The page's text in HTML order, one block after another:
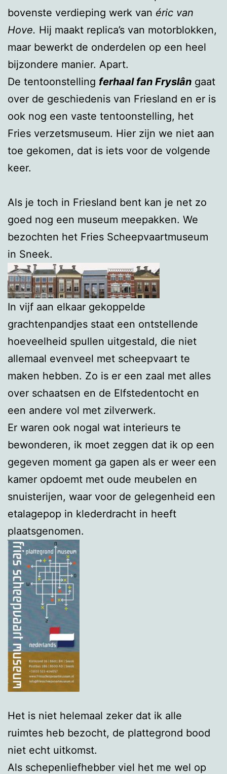
bovenste verdieping werk van éric van
Hove. Hij maakt replica’s van motorblokken,
maar bewerkt de onderdelen op een heel
bijzondere manier. Apart.
De tentoonstelling ferhaal fan Fryslân gaat
over de geschiedenis van Friesland en er is
ook nog een vaste tentoonstelling, het
Fries verzetsmuseum. Hier zijn we niet aan
toe gekomen, dat is iets voor de volgende
keer.
Als je toch in Friesland bent kan je net zo
goed nog een museum meepakken. We
bezochten het Fries Scheepvaartmuseum
in Sneek.
In vijf aan elkaar gekoppelde
grachtenpandjes staat een ontstellende
hoeveelheid spullen uitgestald, die niet
allemaal evenveel met scheepvaart te
maken hebben. Zo is er een zaal met alles
over schaatsen en de Elfstedentocht en
een andere vol met zilverwerk.
Er waren ook nogal wat interieurs te
bewonderen, ik moet zeggen dat ik op een
gegeven moment ga gapen als er weer een
kamer opdoemt met oude meubelen en
snuisterijen, waar voor de gelegenheid een
etalagepop in klederdracht in heeft
plaatsgenomen.
Het is niet helemaal zeker dat ik alle
ruimtes heb bezocht, de plattegrond bood
niet echt uitkomst.
Als schepenliefhebber viel het me wel op